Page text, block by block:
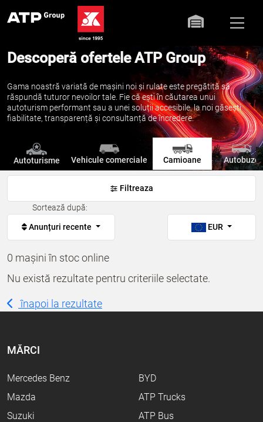
Descoperă ofertele ATP Group
Gama noastră variată de mașini noi și rulate este pregătită să
răspundă tuturor nevoilor tale. Fie că ești în căutarea unui
autoturism performant sau a unei soluții accesibile, la noi găsești
fiabilitate, transparență și consultanță de încredere.
Autoturisme Vehicule comerciale Camioane Autobuze
Filtreaza
Sortează după:
Anunțuri recente EUR
0 mașini în stoc online
Nu există rezultate pentru criteriile selectate.
înapoi la rezultate
MĂRCI
Mercedes Benz
Mazda
Suzuki
BYD
ATP Trucks
ATP Bus